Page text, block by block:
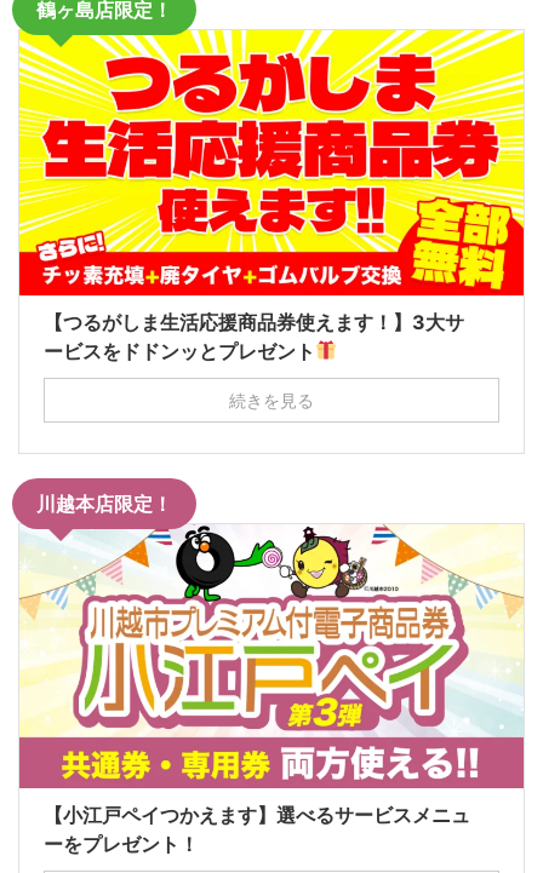
鶴ヶ島店限定！
【つるがしま生活応援商品券使えます！】3大サ
ービスをドドンッとプレゼント
続きを見る
川越本店限定！
【小江戸ペイつかえます】選べるサービスメニュ
ーをプレゼント！